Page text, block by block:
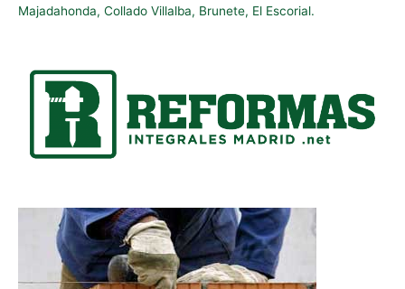
Majadahonda, Collado Villalba, Brunete, El Escorial.